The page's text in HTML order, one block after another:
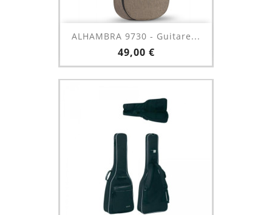
ALHAMBRA 9730 - Guitare...
Prix
49,00 €